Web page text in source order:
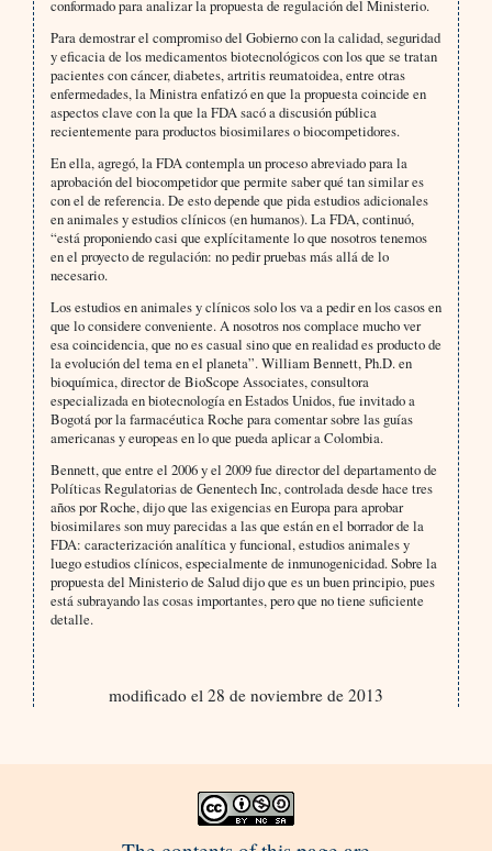
conformado para analizar la propuesta de regulación del Ministerio.
Para demostrar el compromiso del Gobierno con la calidad, seguridad
y eficacia de los medicamentos biotecnológicos con los que se tratan
pacientes con cáncer, diabetes, artritis reumatoidea, entre otras
enfermedades, la Ministra enfatizó en que la propuesta coincide en
aspectos clave con la que la FDA sacó a discusión pública
recientemente para productos biosimilares o biocompetidores.
En ella, agregó, la FDA contempla un proceso abreviado para la
aprobación del biocompetidor que permite saber qué tan similar es
con el de referencia. De esto depende que pida estudios adicionales
en animales y estudios clínicos (en humanos). La FDA, continuó,
“está proponiendo casi que explícitamente lo que nosotros tenemos
en el proyecto de regulación: no pedir pruebas más allá de lo
necesario.
Los estudios en animales y clínicos solo los va a pedir en los casos en
que lo considere conveniente. A nosotros nos complace mucho ver
esa coincidencia, que no es casual sino que en realidad es producto de
la evolución del tema en el planeta”. William Bennett, Ph.D. en
bioquímica, director de BioScope Associates, consultora
especializada en biotecnología en Estados Unidos, fue invitado a
Bogotá por la farmacéutica Roche para comentar sobre las guías
americanas y europeas en lo que pueda aplicar a Colombia.
Bennett, que entre el 2006 y el 2009 fue director del departamento de
Políticas Regulatorias de Genentech Inc, controlada desde hace tres
años por Roche, dijo que las exigencias en Europa para aprobar
biosimilares son muy parecidas a las que están en el borrador de la
FDA: caracterización analítica y funcional, estudios animales y
luego estudios clínicos, especialmente de inmunogenicidad. Sobre la
propuesta del Ministerio de Salud dijo que es un buen principio, pues
está subrayando las cosas importantes, pero que no tiene suficiente
detalle.
modificado el 28 de noviembre de 2013